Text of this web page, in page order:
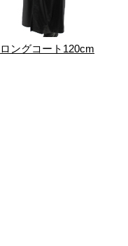
ロングコート120cm